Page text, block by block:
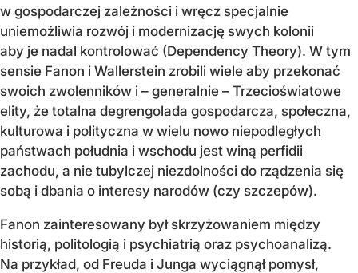
w gospodarczej zależności i wręcz specjalnie
uniemożliwia rozwój i modernizację swych kolonii
aby je nadal kontrolować (Dependency Theory). W tym
sensie Fanon i Wallerstein zrobili wiele aby przekonać
swoich zwolenników i – generalnie – Trzecioświatowe
elity, że totalna degrengolada gospodarcza, społeczna,
kulturowa i polityczna w wielu nowo niepodległych
państwach południa i wschodu jest winą perfidii
zachodu, a nie tubylczej niezdolności do rządzenia się
sobą i dbania o interesy narodów (czy szczepów).
Fanon zainteresowany był skrzyżowaniem między
historią, politologią i psychiatrią oraz psychoanalizą.
Na przykład, od Freuda i Junga wyciągnął pomysł,